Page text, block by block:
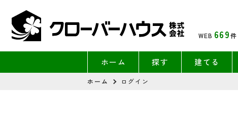
WEB 669件
ホーム 探す 建てる
ホーム ログイン